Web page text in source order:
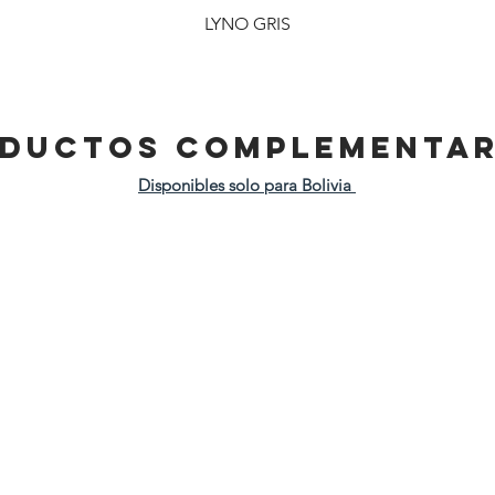
LYNO GRIS
Disponibles solo para Bolivia